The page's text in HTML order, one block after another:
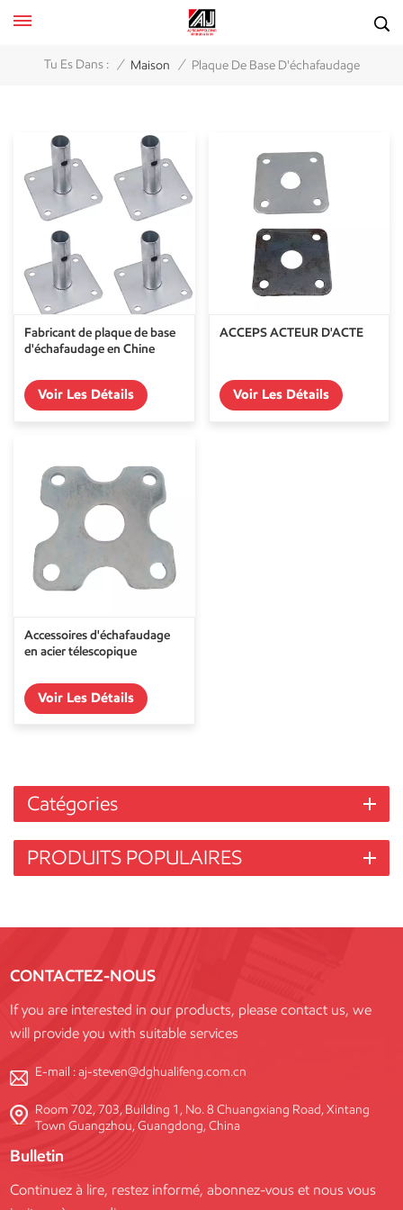
Tu Es Dans : / Maison / Plaque De Base D'échafaudage
Fabricant de plaque de base
d'échafaudage en Chine
Voir Les Détails
ACCEPS ACTEUR D'ACTE
Voir Les Détails
Accessoires d'échafaudage
en acier télescopique
Voir Les Détails
Catégories
PRODUITS POPULAIRES
CONTACTEZ-NOUS
If you are interested in our products, please contact us, we
will provide you with suitable services
E-mail :aj-steven@dghualifeng.com.cn
Room 702, 703, Building 1, No. 8 Chuangxiang Road, Xintang
Town Guangzhou, Guangdong, China
Bulletin
Continuez à lire, restez informé, abonnez-vous et nous vous